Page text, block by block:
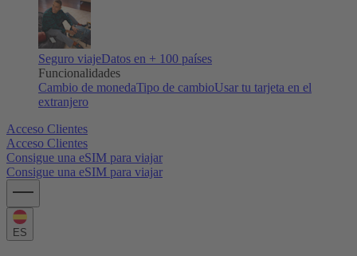
Seguro viajeDatos en + 100 países
Funcionalidades
Cambio de monedaTipo de cambioUsar tu tarjeta en el
extranjero
Acceso Clientes
Acceso Clientes
Consigue una eSIM para viajar
Consigue una eSIM para viajar
ES